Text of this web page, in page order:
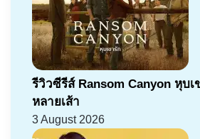
รีวิวซีรีส์ Ransom Canyon หุบ
หลายเส้า
3 August 2026